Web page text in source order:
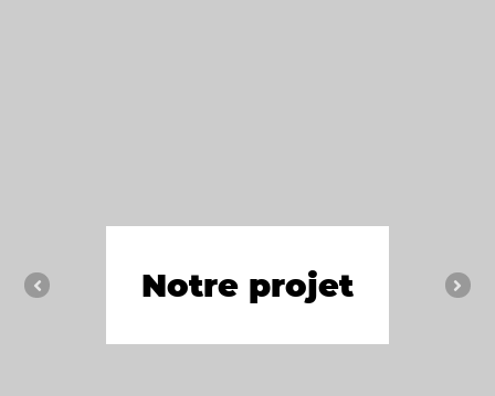
Previous Notre projet